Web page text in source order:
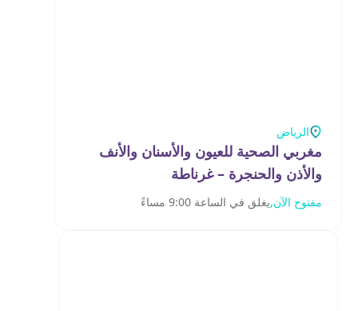
الرياض
مغربي الصحية للعيون والأسنان والأنف
والأذن والحنجرة – غرناطة
مفتوح الآن,يغلق في الساعة 9:00 مساءً